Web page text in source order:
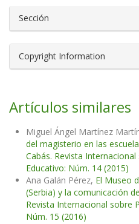
Sección
Copyright Information
Artículos similares
Miguel Ángel Martínez
del magisterio en las
Cabás. Revista
Educativo: Núm. 14 (2015)
Ana Galán Pérez, El Museo
(Serbia) y la comunicación
Revista Internacional sobre
Núm. 15 (2016)